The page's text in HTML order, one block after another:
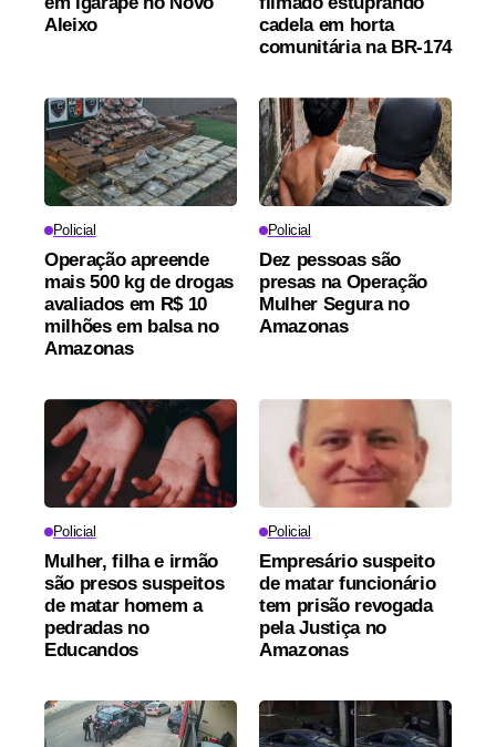
Aleixo
cadela em horta
comunitária na BR-174
Policial
Operação apreende
mais 500 kg de drogas
avaliados em R$ 10
milhões em balsa no
Amazonas
Policial
Dez pessoas são
presas na Operação
Mulher Segura no
Amazonas
Policial
Mulher, filha e irmão
são presos suspeitos
de matar homem a
pedradas no
Educandos
Policial
Empresário suspeito
de matar funcionário
tem prisão revogada
pela Justiça no
Amazonas